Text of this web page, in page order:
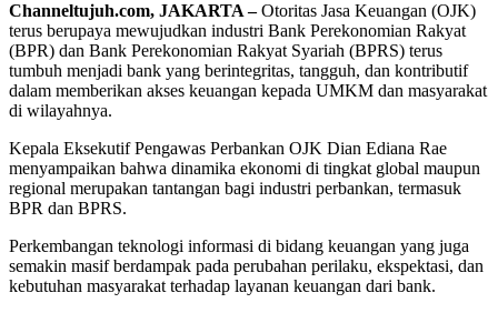
Channeltujuh.com, JAKARTA –Otoritas Jasa Keuangan (OJK)
terus berupaya mewujudkan industri Bank Perekonomian Rakyat
(BPR) dan Bank Perekonomian Rakyat Syariah (BPRS) terus
tumbuh menjadi bank yang berintegritas, tangguh, dan kontributif
dalam memberikan akses keuangan kepada UMKM dan masyarakat
di wilayahnya.
Kepala Eksekutif Pengawas Perbankan OJK Dian Ediana Rae
menyampaikan bahwa dinamika ekonomi di tingkat global maupun
regional merupakan tantangan bagi industri perbankan, termasuk
BPR dan BPRS.
Perkembangan teknologi informasi di bidang keuangan yang juga
semakin masif berdampak pada perubahan perilaku, ekspektasi, dan
kebutuhan masyarakat terhadap layanan keuangan dari bank.